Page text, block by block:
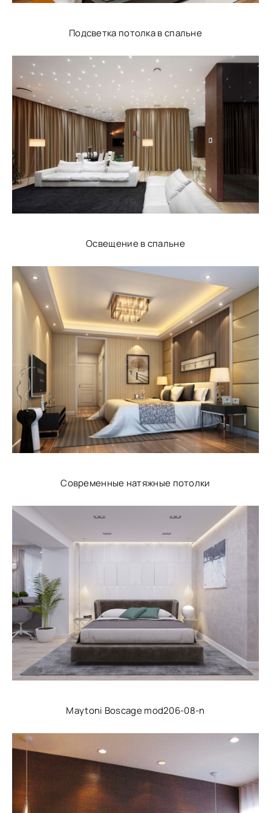
Подсветка потолка в спальне
Освещение в спальне
Современные натяжные потолки
Maytoni Boscage mod206-08-n